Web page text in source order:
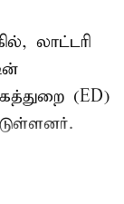
லாட்டரி
(ED)